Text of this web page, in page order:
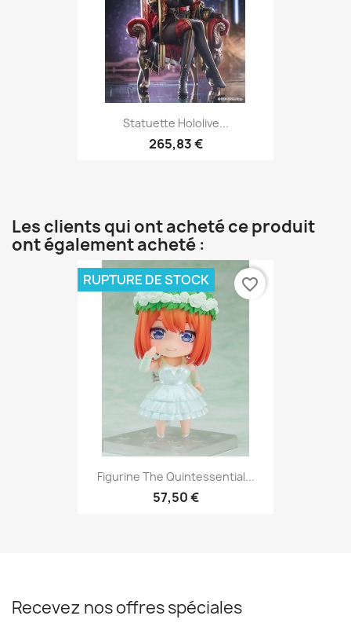
Statuette Hololive...
265,83 €
Les clients qui ont acheté ce produit
ont également acheté :
Figurine The Quintessential...
57,50 €
RUPTURE DE STOCK favorite_border
Recevez nos offres spéciales